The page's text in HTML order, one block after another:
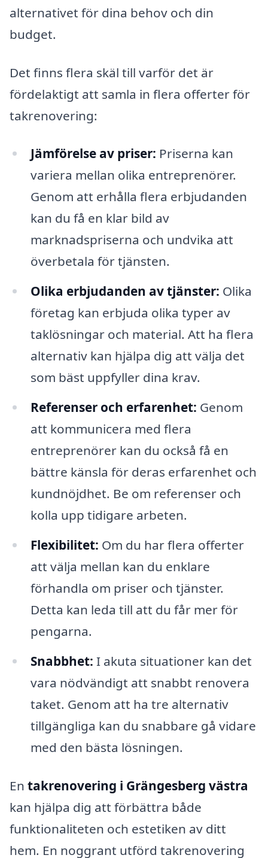
alternativet för dina behov och din
budget.
Det finns flera skäl till varför det är
fördelaktigt att samla in flera offerter för
takrenovering:
Jämförelse av priser: Priserna kan
variera mellan olika entreprenörer.
Genom att erhålla flera erbjudanden
kan du få en klar bild av
marknadspriserna och undvika att
överbetala för tjänsten.
Olika erbjudanden av tjänster: Olika
företag kan erbjuda olika typer av
taklösningar och material. Att ha flera
alternativ kan hjälpa dig att välja det
som bäst uppfyller dina krav.
Referenser och erfarenhet: Genom
att kommunicera med flera
entreprenörer kan du också få en
bättre känsla för deras erfarenhet och
kundnöjdhet. Be om referenser och
kolla upp tidigare arbeten.
Flexibilitet: Om du har flera offerter
att välja mellan kan du enklare
förhandla om priser och tjänster.
Detta kan leda till att du får mer för
pengarna.
Snabbhet: I akuta situationer kan det
vara nödvändigt att snabbt renovera
taket. Genom att ha tre alternativ
tillgängliga kan du snabbare gå vidare
med den bästa lösningen.
En takrenovering i Grängesberg västra
kan hjälpa dig att förbättra både
funktionaliteten och estetiken av ditt
hem. En noggrant utförd takrenovering